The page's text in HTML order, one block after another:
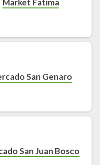
Market Fatima
San Genaro
San Juan Bosco